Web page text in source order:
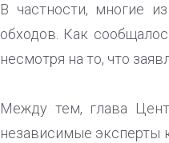
В частности, многие
обходов. Как
несмотря на то, что
Между тем, глава
независимые эксперты